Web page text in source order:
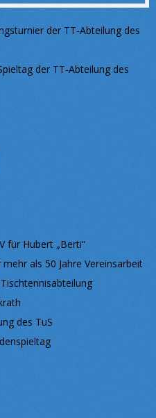
der TT-Abteilung des
der TT-Abteilung des
für Hubert „Berti“
als 50 Jahre Vereinsarbeit
des TuS